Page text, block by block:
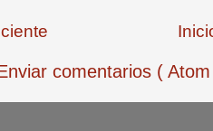
comentarios (